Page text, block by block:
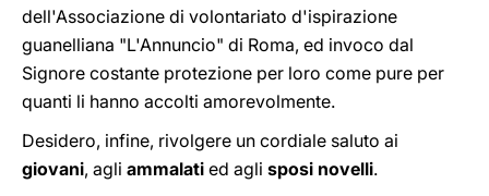
dell'Associazione di volontariato d'ispirazione
guanelliana "L'Annuncio" di Roma, ed invoco dal
Signore costante protezione per loro come pure per
quanti li hanno accolti amorevolmente.
Desidero, infine, rivolgere un cordiale saluto ai
giovani, agli ammalati ed agli sposi novelli.